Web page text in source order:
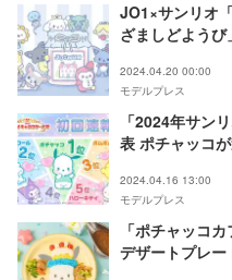
JO1×サンリオ
ざましどよう
2024.04.20 00:00
モデルプレス
「2024年サン
表 ポチャッコ
2024.04.16 13:00
モデルプレス
「ポチャッコ
デザートプレ